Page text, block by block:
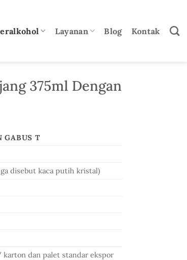
Layanan Blog Kontak
375ml Dengan
GABUS T
disebut kaca putih kristal)
dan palet standar ekspor